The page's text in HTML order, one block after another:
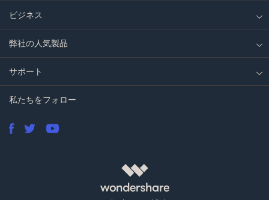
ビジネス
弊社の人気製品
サポート
私たちをフォロー